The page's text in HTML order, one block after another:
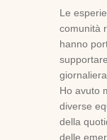
Le
comunità
hanno
giornaliera.
Ho avuto
diverse
della
delle